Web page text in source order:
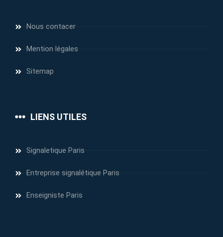
Nous contacer
Mention légales
Sitemap
LIENS UTILES
Signaletique Paris
Entreprise signalétique Paris
Enseigniste Paris